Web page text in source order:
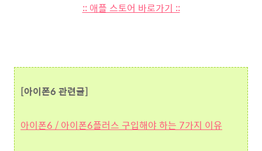
:: 애플 스토어 바로가기 ::
[아이폰6 관련글]
아이폰6 / 아이폰6플러스 구입해야 하는 7가지 이유